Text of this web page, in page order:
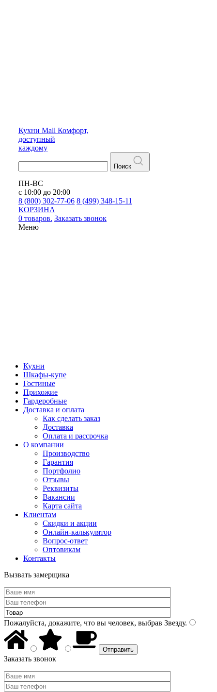
Кухни Mall Комфорт,
доступный
каждому
Поиск
ПН-ВС
с 10:00 до 20:00
8 (800) 302-77-06 8 (499) 348-15-11
КОРЗИНА
0 товаров. Заказать звонок
Меню
Кухни
Шкафы-купе
Гостиные
Прихожие
Гардеробные
Доставка и оплата
Как сделать заказ
Доставка
Оплата и рассрочка
О компании
Производство
Гарантия
Портфолио
Отзывы
Реквизиты
Вакансии
Карта сайта
Клиентам
Скидки и акции
Онлайн-калькулятор
Вопрос-ответ
Оптовикам
Контакты
Вызвать замерщика
Пожалуйста, докажите, что вы человек, выбрав Звезду.
Заказать звонок